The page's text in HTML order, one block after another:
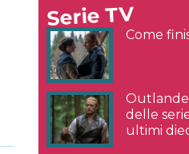
Serie TV
Come
delle
ultimi